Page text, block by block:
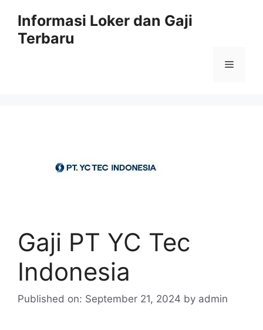
content
Informasi Loker dan Gaji
Terbaru
Menu
Gaji PT YC Tec
Indonesia
Published on: September 21, 2024 by admin